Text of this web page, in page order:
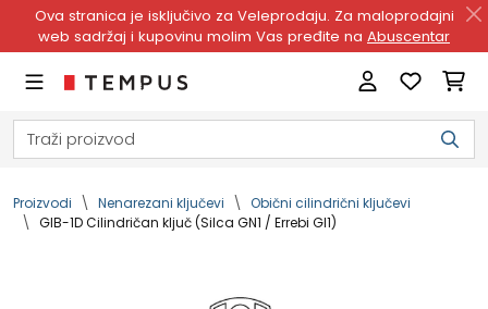
Ova stranica je isključivo za Veleprodaju. Za maloprodajni
web sadržaj i kupovinu molim Vas pređite na Abuscentar
Proizvodi Nenarezani ključevi
Obični cilindrični ključevi
GIB-1D Cilindričan ključ (Silca GN1 / Errebi GI1)